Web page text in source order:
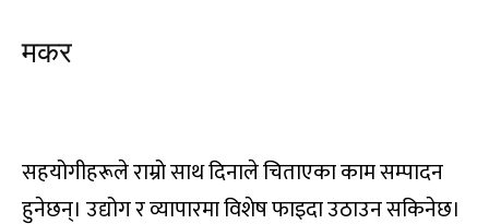
मकर
सहयोगीहरूले राम्रो साथ दिनाले चिताएका काम सम्पादन
हुनेछन्। उद्योग र व्यापारमा विशेष फाइदा उठाउन सकिनेछ।